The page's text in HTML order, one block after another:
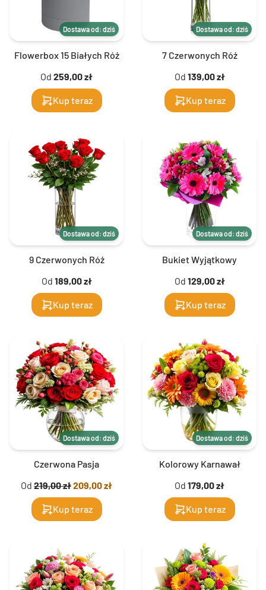
Dostawa od: dziś
Flowerbox 15 Białych Róż
Od 259,00 zł
Kup teraz
Dostawa od: dziś
7 Czerwonych Róż
Od 139,00 zł
Kup teraz
Dostawa od: dziś
9 Czerwonych Róż
Od 189,00 zł
Kup teraz
Dostawa od: dziś
Bukiet Wyjątkowy
Od 129,00 zł
Kup teraz
Dostawa od: dziś
Czerwona Pasja
Od 219,00 zł209,00 zł
Kup teraz
Dostawa od: dziś
Kolorowy Karnawał
Od 179,00 zł
Kup teraz